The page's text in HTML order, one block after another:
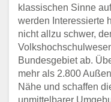
klassischen Sinne
werden Interessierte
nicht allzu schwer,
Bundesgebiet ab.
mehr als 2.800
Nähe und schaffen
unmittelbarer